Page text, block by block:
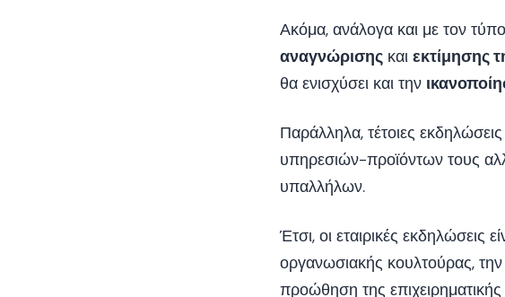
Ακόμα, ανάλογα και με τον
αναγνώρισης και εκτίμησης
θα ενισχύσει και την
Παράλληλα, τέτοιες
υπηρεσιών-προϊόντων τους
υπαλλήλων.
Έτσι, οι εταιρικές εκδηλώσεις
οργανωσιακής κουλτούρας,
προώθηση της